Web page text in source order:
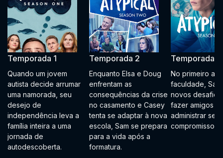
Temporada 1
Quando um jovem
autista decide arrumar
uma namorada, seu
desejo de
independência leva a
família inteira a uma
jornada de
autodescoberta.
Temporada 2
Enquanto Elsa e Doug
enfrentam as
consequências da crise
no casamento e Casey
tenta se adaptar à nova
escola, Sam se prepara
para a vida após a
formatura.
Temporada 3
No primeiro
faculdade,
novos
fazer amigos e
administrar seus
compromissos.